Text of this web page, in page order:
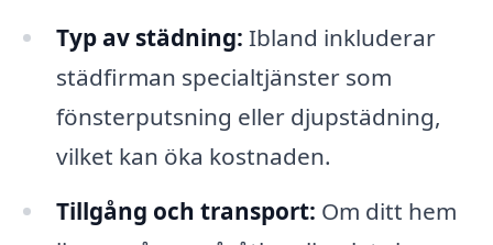
Typ av städning: Ibland inkluderar
städfirman specialtjänster som
fönsterputsning eller djupstädning,
vilket kan öka kostnaden.
Tillgång och transport: Om ditt hem